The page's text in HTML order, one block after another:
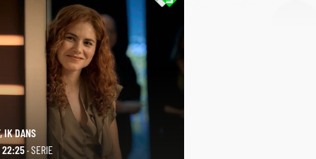
IK DANS
22:25· SERIE